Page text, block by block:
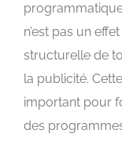
n’est pas un
structurelle de
la publicité.
important pour
des